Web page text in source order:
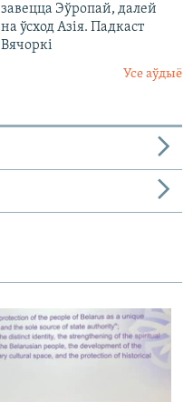
завецца Эўропай, далей
на ўсход Азія. Падкаст
Вячоркі
Усе аўдыё